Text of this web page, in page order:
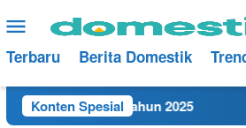
ke
konten
Menu
Mobile
Terbaru Berita Domestik
Konten Spesial
Rembang Tahun 2025